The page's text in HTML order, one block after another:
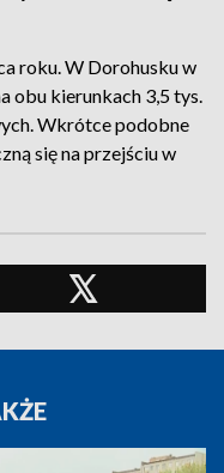
roku. W Dorohusku w
obu kierunkach 3,5 tys.
Wkrótce podobne
się na przejściu w